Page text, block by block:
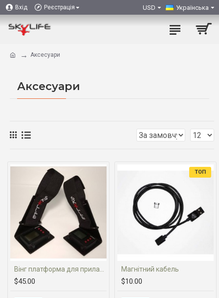
Вхід Реєстрація USD Українська
Аксесуари
Аксесуари
$45.00
ТОП
Магнітний кабель
$10.00